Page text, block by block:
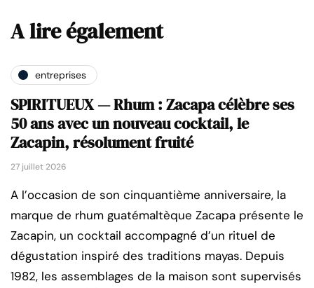
A lire également
entreprises
SPIRITUEUX — Rhum : Zacapa célèbre ses
50 ans avec un nouveau cocktail, le
Zacapin, résolument fruité
27 juillet 2026
A l’occasion de son cinquantième anniversaire, la
marque de rhum guatémaltèque Zacapa présente le
Zacapin, un cocktail accompagné d’un rituel de
dégustation inspiré des traditions mayas. Depuis
1982, les assemblages de la maison sont supervisés